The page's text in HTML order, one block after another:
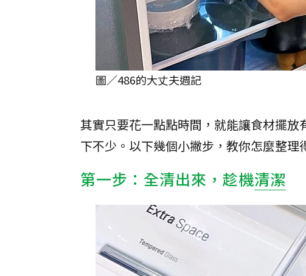
圖／486的大丈夫週記
其實只要花一點點時間，就能讓食材擺
下不少。以下幾個小撇步，教你怎麼整理
第一步：全清出來，趁機清潔